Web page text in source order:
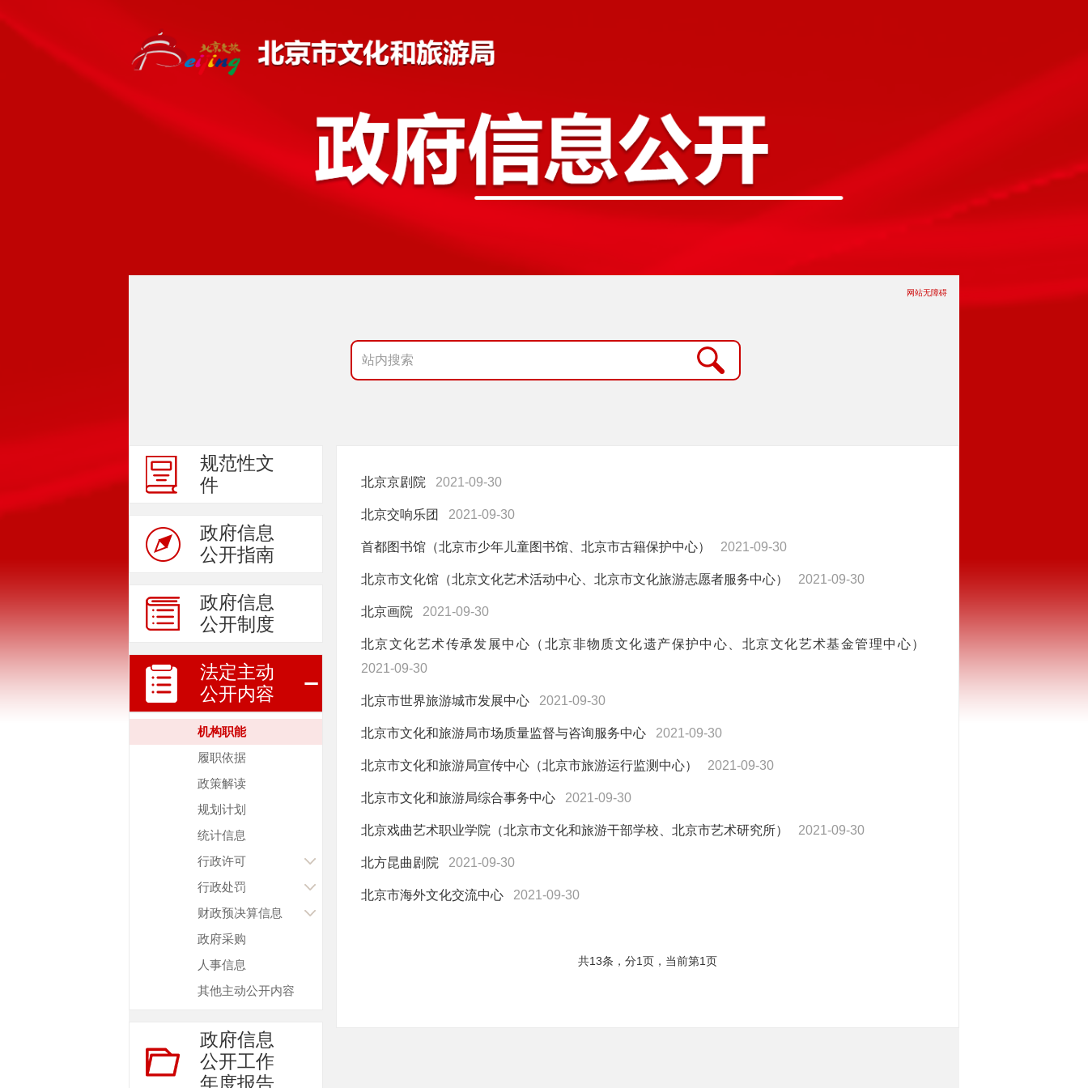
网站无障碍
规范性文
件
政府信息
公开指南
政府信息
公开制度
法定主动
公开内容
机构职能
履职依据
政策解读
规划计划
统计信息
行政许可
行政处罚
财政预决算信息
政府采购
人事信息
其他主动公开内容
政府信息
公开工作
年度报告
北京京剧院 2021-09-30
北京交响乐团 2021-09-30
首都图书馆（北京市少年儿童图书馆、北京市古籍保护中心） 2021-09-30
北京市文化馆（北京文化艺术活动中心、北京市文化旅游志愿者服务中心） 2021-09-30
北京画院 2021-09-30
北京文化艺术传承发展中心（北京非物质文化遗产保护中心、北京文化艺术基金管理中心）
2021-09-30
北京市世界旅游城市发展中心 2021-09-30
北京市文化和旅游局市场质量监督与咨询服务中心 2021-09-30
北京市文化和旅游局宣传中心（北京市旅游运行监测中心） 2021-09-30
北京市文化和旅游局综合事务中心 2021-09-30
北京戏曲艺术职业学院（北京市文化和旅游干部学校、北京市艺术研究所） 2021-09-30
北方昆曲剧院 2021-09-30
北京市海外文化交流中心 2021-09-30
共13条，分1页，当前第1页